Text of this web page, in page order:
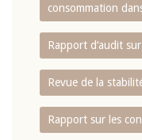
consommation
Rapport d‘audit
Revue de la
Rapport sur les